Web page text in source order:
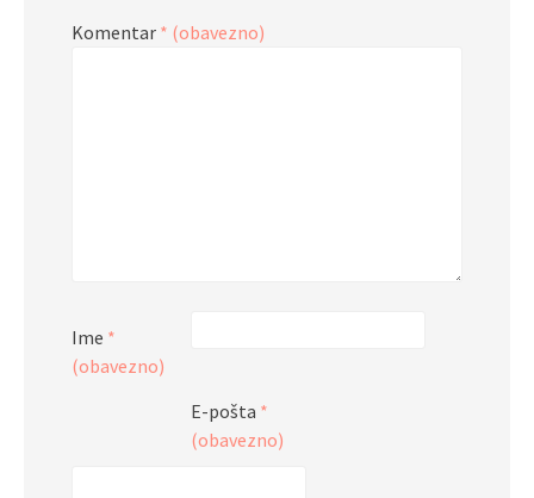
Komentar * (obavezno)
Ime *
(obavezno)
E-pošta *
(obavezno)